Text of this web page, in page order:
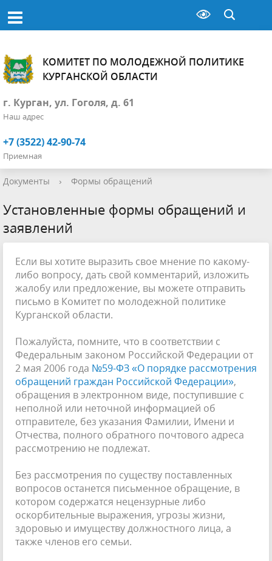
КОМИТЕТ ПО МОЛОДЕЖНОЙ ПОЛИТИКЕ
КУРГАНСКОЙ ОБЛАСТИ
г. Курган, ул. Гоголя, д. 61
Наш адрес
+7 (3522) 42-90-74
Приемная
Документы › Формы обращений
Установленные формы обращений и
заявлений
Если вы хотите выразить свое мнение по какому-
либо вопросу, дать свой комментарий, изложить
жалобу или предложение, вы можете отправить
письмо в Комитет по молодежной политике
Курганской области.
Пожалуйста, помните, что в соответствии с
Федеральным законом Российской Федерации от
2 мая 2006 года №59-ФЗ «О порядке рассмотрения
обращений граждан Российской Федерации»,
обращения в электронном виде, поступившие с
неполной или неточной информацией об
отправителе, без указания Фамилии, Имени и
Отчества, полного обратного почтового адреса
рассмотрению не подлежат.
Без рассмотрения по существу поставленных
вопросов останется письменное обращение, в
котором содержатся нецензурные либо
оскорбительные выражения, угрозы жизни,
здоровью и имуществу должностного лица, а
также членов его семьи.